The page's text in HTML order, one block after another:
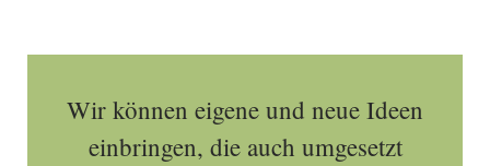
Wir können eigene und neue Ideen
einbringen, die auch umgesetzt